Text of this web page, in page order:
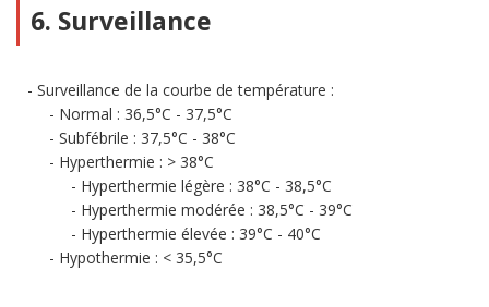
6. Surveillance
Surveillance de la courbe de température :
Normal : 36,5°C - 37,5°C
Subfébrile : 37,5°C - 38°C
Hyperthermie : > 38°C
Hyperthermie légère : 38°C - 38,5°C
Hyperthermie modérée : 38,5°C - 39°C
Hyperthermie élevée : 39°C - 40°C
Hypothermie : < 35,5°C